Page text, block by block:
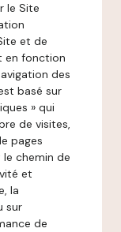
le Site
et de
en fonction
des
basé sur
» qui
de visites,
pages
chemin de
et
la
sur
de